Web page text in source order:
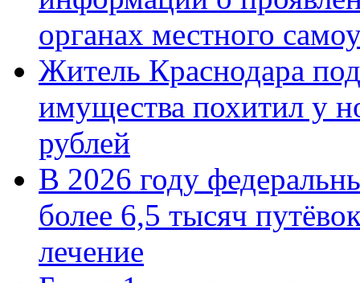
органах местного
Житель Краснодара
имущества похитил у
рублей
В 2026 году
более 6,5 тысяч
лечение